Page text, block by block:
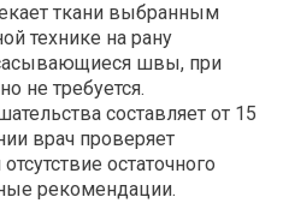
ткани выбранным
технике на рану
швы, при
не требуется.
составляет от 15
врач проверяет
остаточного
рекомендации.